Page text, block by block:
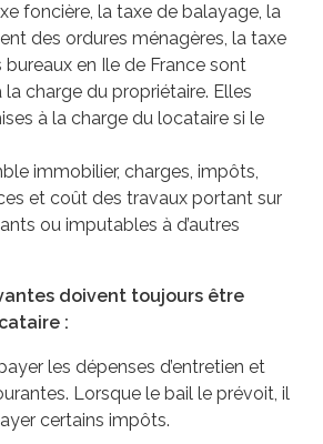
foncière, la taxe de balayage, la
des ordures ménagères, la taxe
bureaux en Ile de France sont
charge du propriétaire. Elles
à la charge du locataire si le
immobilier, charges, impôts,
et coût des travaux portant sur
ou imputables à d’autres
doivent toujours être
:
les dépenses d’entretien et
Lorsque le bail le prévoit, il
certains impôts.